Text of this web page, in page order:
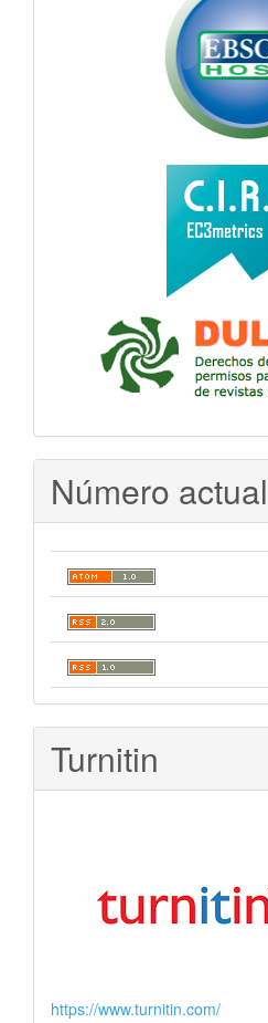
Número actual
Turnitin
https://www.turnitin.com/